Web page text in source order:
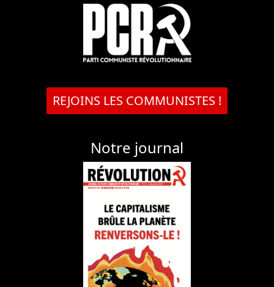
REJOINS LES COMMUNISTES !
Notre journal